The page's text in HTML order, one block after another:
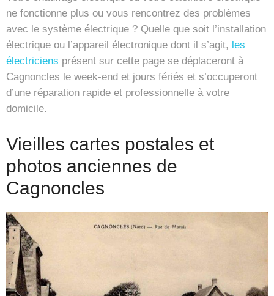
ne fonctionne plus ou vous rencontrez des problèmes
avec le système électrique ? Quelle que soit l’installation
électrique ou l’appareil électronique dont il s’agit, les
électriciens présent sur cette page se déplaceront à
Cagnoncles le week-end et jours fériés et s’occuperont
d’une réparation rapide et professionnelle à votre
domicile.
Vieilles cartes postales et
photos anciennes de
Cagnoncles